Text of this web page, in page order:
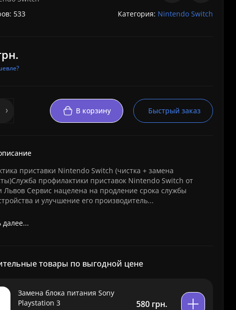
533
Категория: Nintendo Switch
В корзину Быстрый заказ
приставки Nintendo Switch (чистка + замена
профилактики приставок Nintendo Switch от
Львов Сервис нацелена на продление срока службы
и улучшение его производитель...
далее...
товары по выгодной цене
Замена блока питания Sony
Playstation 3
580 грн.